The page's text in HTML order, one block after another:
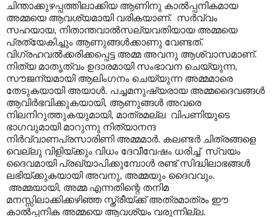
ചിന്താക്കുഴപ്പത്തിലാക്കിയ ആണിനു കാൽപ്പനികമായ
അമ്മയെ ആവശ്യമായി വരികയാണ്. സർവ്വം
സഹയായ, നിതാന്തവാൽസല്യവതിയായ അമ്മയെ
പ്രത്യേകിച്ചും ആണുങ്ങൾക്കാണു വേണ്ടത്.
വിഗ്രഹവൽക്കരിക്കപ്പെട്ട അമ്മ അവനു ആശ്വാസമാണ്.
നിത്യ മാതൃത്വം ഉദാരമായി സംഭാവന ചെയ്യുന്ന,
സൗജന്യമായി ആലിംഗനം ചെയ്യുന്ന അമ്മമാരെ
തേടുകയായി അയാൾ. പച്ചമനുഷ്യരായ അമ്മദൈവങ്ങൾ
ആവിർഭവിക്കുകയായി, ആണുങ്ങൾ അവരെ
നിലനിറുത്തുകയുമായി, മാത്രമല്ല വിപണിയുടെ
ഭാഗവുമായി മാറുന്നു നിത്യാനന്ദ
നിർവ്വാണപ്രസാരിണി അമ്മമാർ. കലണ്ടർ ചിത്രങ്ങളെ
വെല്ലു വിളിയ്ക്കും വിധം ദേവീവേഷം ധരിച്ച് സ്വയം
ദൈവമായി പ്രഖ്യാപിക്കുമ്പോൾ രണ്ട് സിദ്ധിലാഭങ്ങൾ
ലഭിയ്ക്കുകയായി അവനു, അമ്മയും ദൈവവും.
അമ്മയായി, അമ്മ എന്നതിന്റെ തനിമ
മനസ്സിലാക്കിക്കഴിഞ്ഞ സ്ത്രീയ്ക്ക് അത്രമാത്രം ഈ
കാൽപ്പനിക അമ്മയെ ആവശ്യം വരുന്നില്ല.